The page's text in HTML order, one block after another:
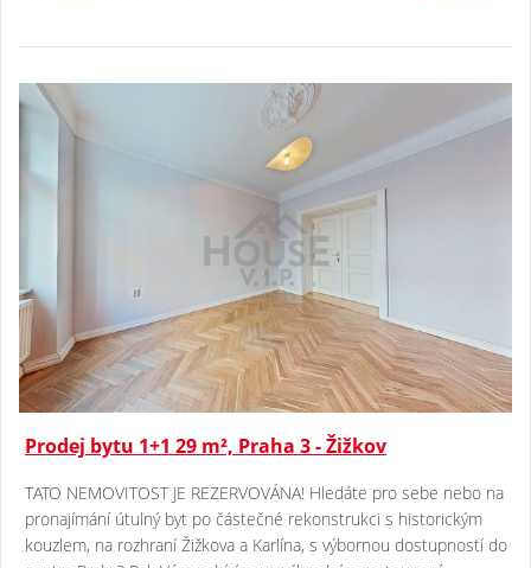
Prodej bytu 1+1 29 m², Praha 3 - Žižkov
TATO NEMOVITOST JE REZERVOVÁNA! Hledáte pro sebe nebo na
pronajímání útulný byt po částečné rekonstrukci s historickým
kouzlem, na rozhraní Žižkova a Karlína, s výbornou dostupností do